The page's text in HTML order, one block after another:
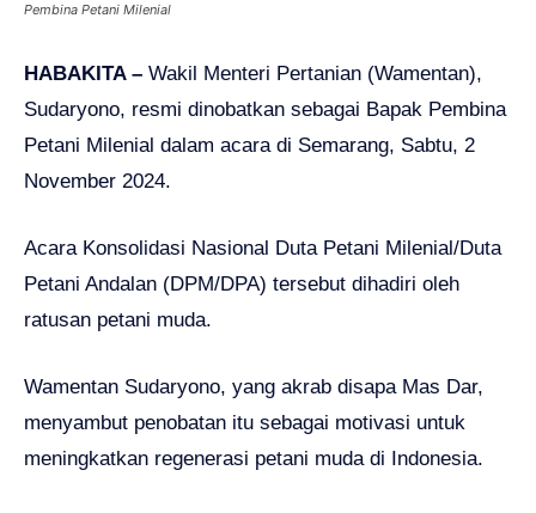
Pembina Petani Milenial
HABAKITA – Wakil Menteri Pertanian (Wamentan),
Sudaryono, resmi dinobatkan sebagai Bapak Pembina
Petani Milenial dalam acara di Semarang, Sabtu, 2
November 2024.
Acara Konsolidasi Nasional Duta Petani Milenial/Duta
Petani Andalan (DPM/DPA) tersebut dihadiri oleh
ratusan petani muda.
Wamentan Sudaryono, yang akrab disapa Mas Dar,
menyambut penobatan itu sebagai motivasi untuk
meningkatkan regenerasi petani muda di Indonesia.